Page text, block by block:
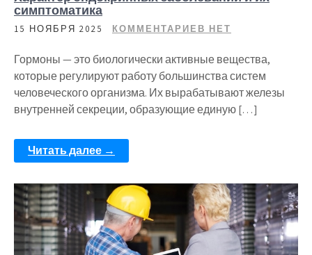
симптоматика
15 НОЯБРЯ 2025 КОММЕНТАРИЕВ НЕТ
Гормоны — это биологически активные вещества,
которые регулируют работу большинства систем
человеческого организма. Их вырабатывают железы
внутренней секреции, образующие единую […]
Читать далее →